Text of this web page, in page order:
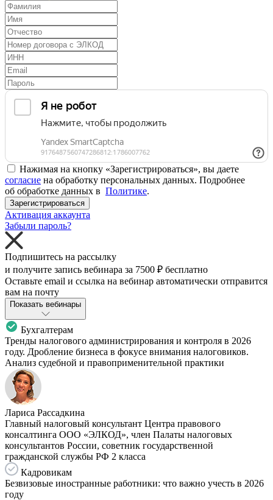
Нажимая на кнопку «Зарегистрироваться», вы даете
согласие на обработку персональных данных. Подробнее
об обработке данных в Политике.
Зарегистрироваться
Активация аккаунта
Забыли пароль?
Подпишитесь на рассылку
и получите запись вебинара за 7500 ₽ бесплатно
Оставьте email и ссылка на вебинар автоматически отправится
вам на почту
Показать вебинары
Бухгалтерам
Тренды налогового администрирования и контроля в 2026
году. Дробление бизнеса в фокусе внимания налоговиков.
Анализ судебной и правоприменительной практики
Лариса Рассадкина
Главный налоговый консультант Центра правового
консалтинга ООО «ЭЛКОД», член Палаты налоговых
консультантов России, советник государственной
гражданской службы РФ 2 класса
Кадровикам
Безвизовые иностранные работники: что важно учесть в 2026
году